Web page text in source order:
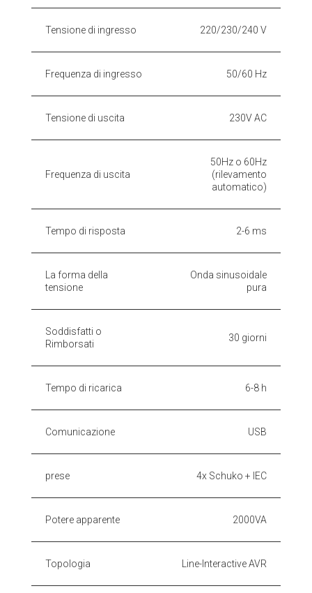
Tensione di ingresso 220/230/240 V
Frequenza di ingresso 50/60 Hz
Tensione di uscita 230V AC
Frequenza di uscita
50Hz o 60Hz
(rilevamento
automatico)
Tempo di risposta 2-6 ms
La forma della
tensione
Onda sinusoidale
pura
Soddisfatti o
Rimborsati
30 giorni
Tempo di ricarica 6-8 h
Comunicazione USB
prese 4x Schuko + IEC
Potere apparente 2000VA
Topologia Line-Interactive AVR